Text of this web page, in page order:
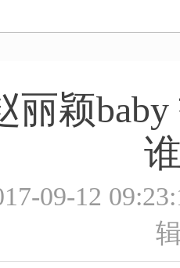
丽颖
09-12